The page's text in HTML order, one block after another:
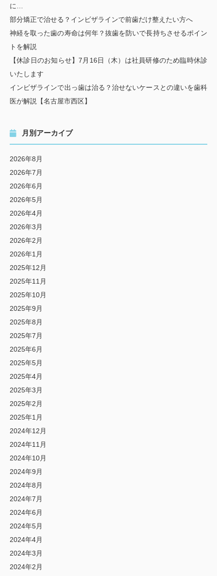
に…
部分矯正で治せる？インビザラインで前歯だけ整えたい方へ
神経を取った歯の寿命は何年？抜歯を防いで長持ちさせるポイン
トを解説
【休診日のお知らせ】7月16日（木）は社員研修のため臨時休診
いたします
インビザラインで出っ歯は治る？治せないケースとの違いを歯科
医が解説【名古屋市西区】
月別アーカイブ
2026年8月
2026年7月
2026年6月
2026年5月
2026年4月
2026年3月
2026年2月
2026年1月
2025年12月
2025年11月
2025年10月
2025年9月
2025年8月
2025年7月
2025年6月
2025年5月
2025年4月
2025年3月
2025年2月
2025年1月
2024年12月
2024年11月
2024年10月
2024年9月
2024年8月
2024年7月
2024年6月
2024年5月
2024年4月
2024年3月
2024年2月